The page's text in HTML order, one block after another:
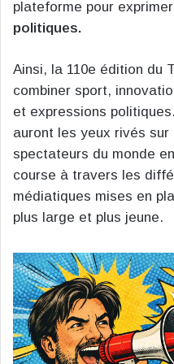
plateforme pour
politiques.
Ainsi, la 110e édition du
combiner sport,
et expressions
auront les yeux rivés
spectateurs du monde
course à travers les
médiatiques mises en
plus large et plus jeune.